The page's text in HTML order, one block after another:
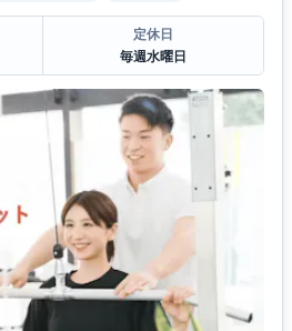
定休日
毎週水曜日